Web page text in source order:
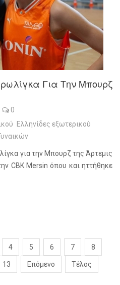
Για Την Μπουρζ
0
Ελληνίδες εξωτερικού
για την Μπουρζ της Άρτεμις
CBK Mersin όπου και ηττήθηκε
4 5 6 7 8
13 Επόμενο Τέλος